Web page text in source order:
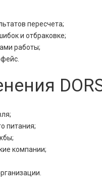
пересчета;
и отбраковке;
работы;
питания;
компании;